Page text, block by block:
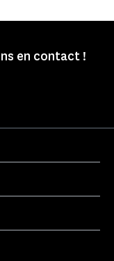
en contact !